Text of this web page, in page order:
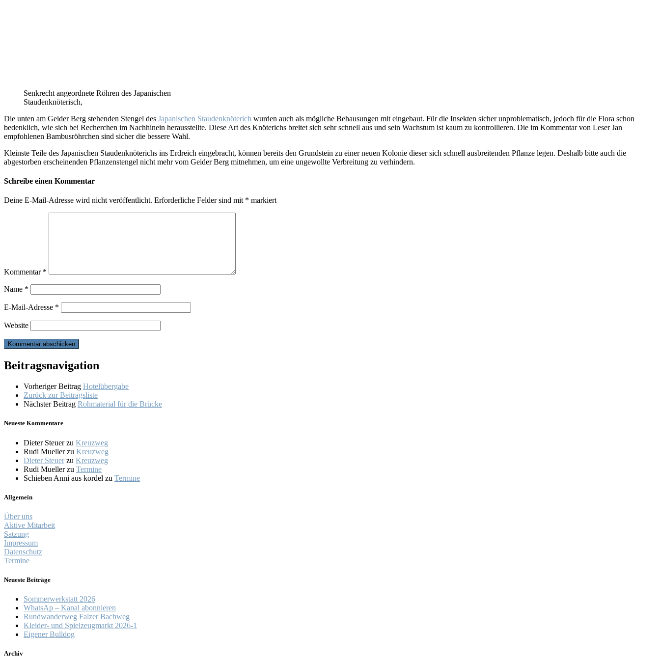
Senkrecht angeordnete Röhren des Japanischen
Staudenknöterisch,
Die unten am Geider Berg stehenden Stengel des Japanischen Staudenknöterich wurden auch als mögliche Behausungen mit eingebaut. Für die Insekten sicher unproblematisch, jedoch für die Flora schon
bedenklich, wie sich bei Recherchen im Nachhinein herausstellte. Diese Art des Knöterichs breitet sich sehr schnell aus und sein Wachstum ist kaum zu kontrollieren. Die im Kommentar von Leser Jan
empfohlenen Bambusröhrchen sind sicher die bessere Wahl.
Kleinste Teile des Japanischen Staudenknöterichs ins Erdreich eingebracht, können bereits den Grundstein zu einer neuen Kolonie dieser sich schnell ausbreitenden Pflanze legen. Deshalb bitte auch die
abgestorben erscheinenden Pflanzenstengel nicht mehr vom Geider Berg mitnehmen, um eine ungewollte Verbreitung zu verhindern.
Schreibe einen Kommentar
Deine E-Mail-Adresse wird nicht veröffentlicht. Erforderliche Felder sind mit * markiert
Kommentar *
Name *
E-Mail-Adresse *
Website
Beitragsnavigation
Vorheriger Beitrag Hotelübergabe
Zurück zur Beitragsliste
Nächster Beitrag Rohmaterial für die Brücke
Neueste Kommentare
Dieter Steuerzu Kreuzweg
Rudi Muellerzu Kreuzweg
Dieter Steuerzu Kreuzweg
Rudi Muellerzu Termine
Schieben Anni aus kordel zu Termine
Allgemein
Über uns
Aktive Mitarbeit
Satzung
Impressum
Datenschutz
Termine
Neueste Beiträge
Sommerwerkstatt 2026
WhatsAp – Kanal abonnieren
Rundwanderweg Falzer Bachweg
Kleider- und Spielzeugmarkt 2026-1
Eigener Bulldog
Archiv